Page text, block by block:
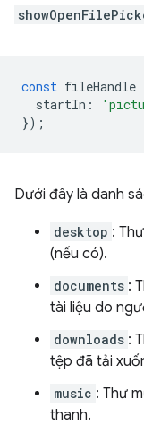
const fileHandle
startIn :
});
Dưới đây là danh
desktop :
(nếu có).
documents :
tài liệu do
downloads :
tệp đã tải
music : Thư
thanh.